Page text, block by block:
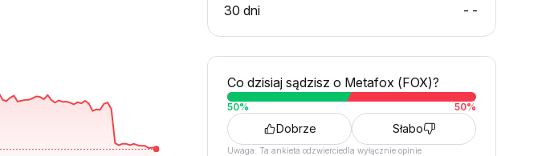
30 dni
--
Co dzisiaj sądzisz o Metafox (FOX)?
50% 50%
Dobrze Słabo
Uwaga: Ta ankieta odzwierciedla wyłącznie opinie